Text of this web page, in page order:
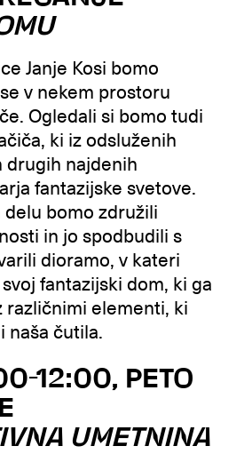
Janje Kosi bomo
v nekem prostoru
Ogledali si bomo tudi
ki iz odsluženih
najdenih
fantazijske svetove.
delu bomo združili
in jo spodbudili s
dioramo, v kateri
fantazijski dom, ki ga
različnimi elementi, ki
naša čutila.
12:00, PETO
UMETNINA